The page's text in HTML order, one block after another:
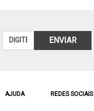
ENVIAR
AJUDA REDES SOCIAIS